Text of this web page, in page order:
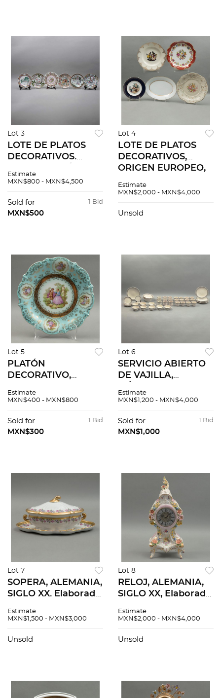
Lot 3
LOTE DE PLATOS
DECORATIVOS.
SXX. Elaborados en
policromada.
Decorados con
Estimate
MXN$800 - MXN$4,500
1 Bid
Sold for
MXN$500
Lot 4
LOTE DE PLATOS
DECORATIVOS,
ORIGEN EUROPEO,
Elaborados en
policromada.
Estimate
MXN$2,000 - MXN$4,000
Unsold
Lot 5
PLATÓN
DECORATIVO,
XX. Elaborado en
Bavaria. Decoración
con escena galante.
Estimate
MXN$400 - MXN$800
1 Bid
Sold for
MXN$300
Lot 6
SERVICIO ABIERTO
DE VAJILLA,
Elaborada en
policromada. Sellada
inferior Guevara
Estimate
MXN$1,200 - MXN$4,000
1 Bid
Sold for
MXN$1,000
Lot 7
SOPERA, ALEMANIA,
SIGLO XX. Elaborada
policromada. Sellado
floral en tonos rosa,
Estimate
MXN$1,500 - MXN$3,000
Unsold
Lot 8
RELOJ, ALEMANIA,
SIGLO XX, Elaborado
policromada. Sellado
floral en relieve.
Estimate
MXN$2,000 - MXN$4,000
Unsold